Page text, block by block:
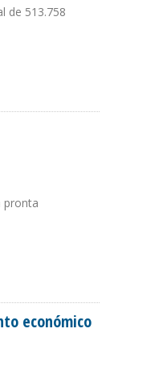
de 513.758
pronta
económico